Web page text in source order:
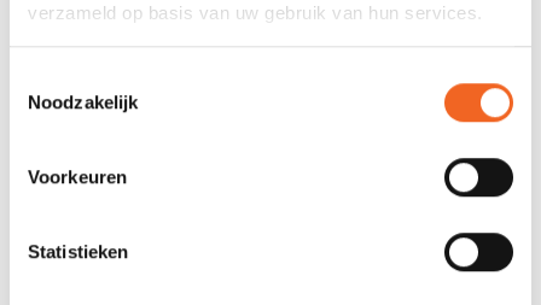
verzameld op basis van uw gebruik van hun services.
Noodzakelijk
Voorkeuren
Statistieken
Nog niet gewaardeerd